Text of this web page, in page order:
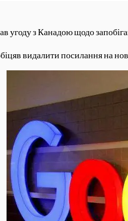
угоду з Канадою щодо
видалити посилання на